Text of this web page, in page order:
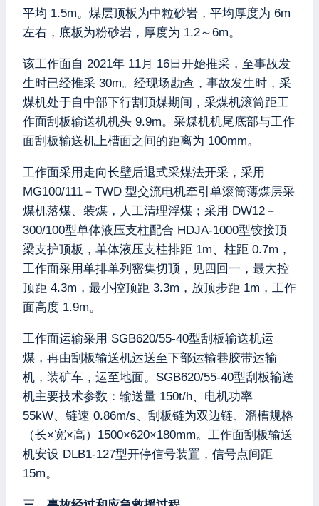
平均 1.5m。煤层顶板为中粒砂岩，平均厚度为 6m
左右，底板为粉砂岩，厚度为 1.2～6m。
该工作面自 2021年 11月 16日开始推采，至事故发
生时已经推采 30m。经现场勘查，事故发生时，采
煤机处于自中部下行割顶煤期间，采煤机滚筒距工
作面刮板输送机机头 9.9m。采煤机机尾底部与工作
面刮板输送机上槽面之间的距离为 100mm。
工作面采用走向长壁后退式采煤法开采，采用
MG100/111－TWD 型交流电机牵引单滚筒薄煤层采
煤机落煤、装煤，人工清理浮煤；采用 DW12－
300/100型单体液压支柱配合 HDJA-1000型铰接顶
梁支护顶板，单体液压支柱排距 1m、柱距 0.7m，
工作面采用单排单列密集切顶，见四回一，最大控
顶距 4.3m，最小控顶距 3.3m，放顶步距 1m，工作
面高度 1.9m。
工作面运输采用 SGB620/55-40型刮板输送机运
煤，再由刮板输送机运送至下部运输巷胶带运输
机，装矿车，运至地面。SGB620/55-40型刮板输送
机主要技术参数：输送量 150t/h、电机功率
55kW、链速 0.86m/s、刮板链为双边链、溜槽规格
（长×宽×高）1500×620×180mm。工作面刮板输送
机安设 DLB1-127型开停信号装置，信号点间距
15m。